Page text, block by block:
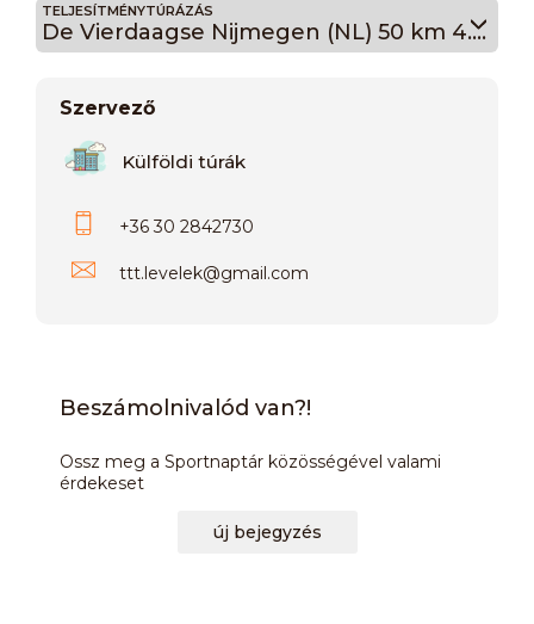
TELJESÍTMÉNYTÚRÁZÁS
De Vierdaagse Nijmegen (NL) 50 km 4.nap
Szervező
Külföldi túrák
+36 30 2842730
ttt.levelek@gmail.com
Beszámolnivalód van?!
Ossz meg a Sportnaptár közösségével valami
érdekeset
új bejegyzés